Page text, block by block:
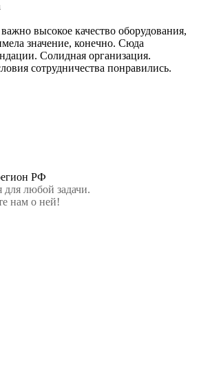
высокое качество оборудования,
значение, конечно. Сюда
Солидная организация.
сотрудничества понравились.
любой задачи.
нам о ней!